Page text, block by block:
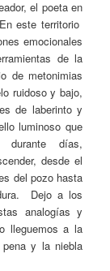
el poeta en
este territorio
emocionales
de la
de metonimias
ruidoso y bajo,
de laberinto y
luminoso que
durante días,
desde el
del pozo hasta
Dejo a los
analogías y
lleguemos a la
y la niebla